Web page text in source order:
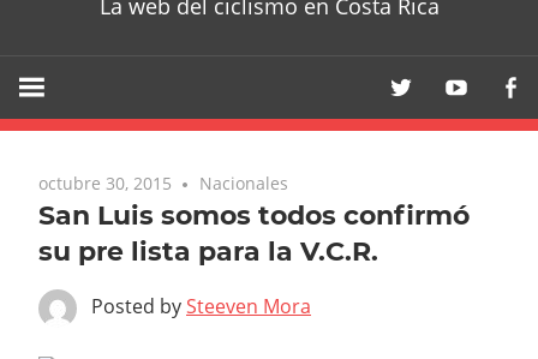
La web del ciclismo en Costa Rica
octubre 30, 2015 Nacionales
San Luis somos todos confirmó
su pre lista para la V.C.R.
Posted bySteeven Mora